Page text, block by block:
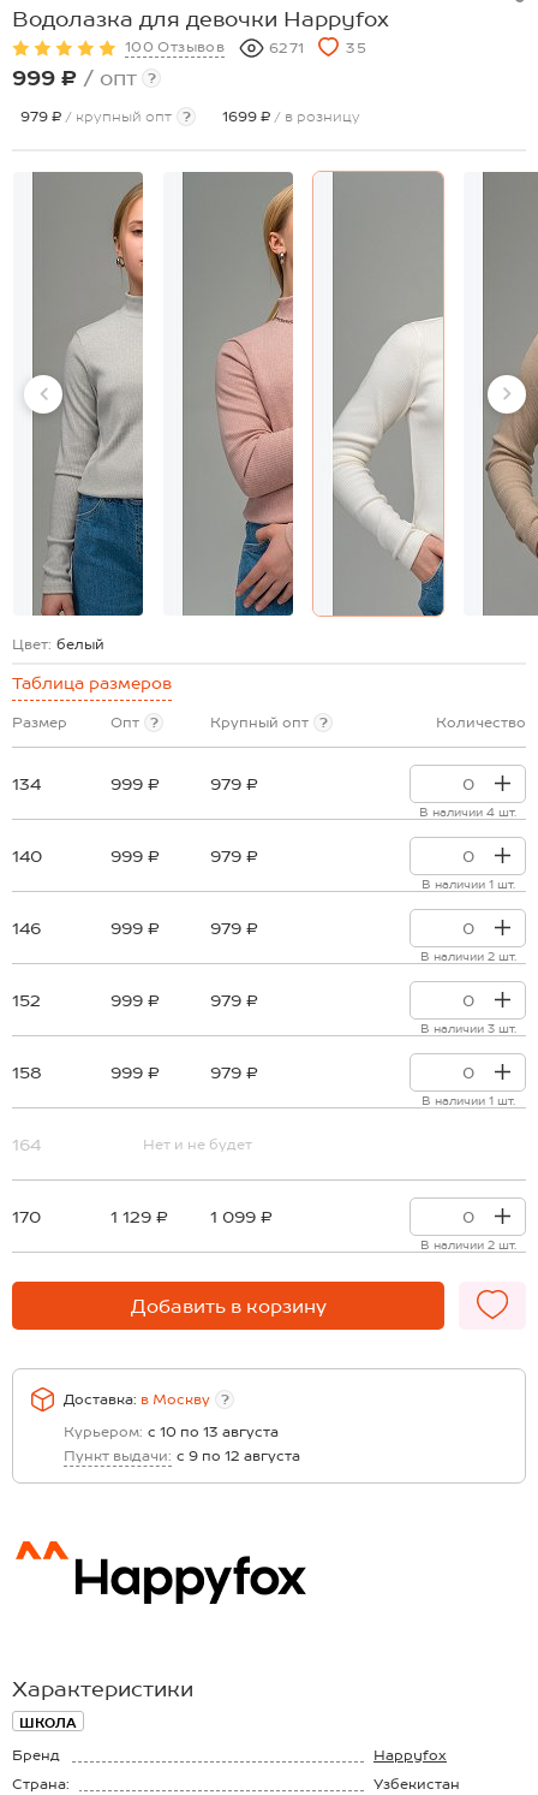
Водолазка для девочки Happyfox
100 Отзывов 6271 35
999 ₽ / опт ?
979 ₽ / крупный опт ? 1699 ₽ / в розницу
Цвет: белый
Таблица размеров
Размер Опт ? Крупный опт ? Количество
134 999 ₽ 979 ₽
В наличии 4 шт.
140 999 ₽ 979 ₽
В наличии 1 шт.
146 999 ₽ 979 ₽
В наличии 2 шт.
152 999 ₽ 979 ₽
В наличии 3 шт.
158 999 ₽ 979 ₽
В наличии 1 шт.
164 Нет и не будет
170 1 129 ₽ 1 099 ₽
В наличии 2 шт.
Добавить в корзину
Доставка: в Москву
?
Курьером: с 10 по 13 августа
Пункт выдачи: с 9 по 12 августа
Характеристики
ШКОЛА
Бренд
Happyfox
Страна:
Узбекистан